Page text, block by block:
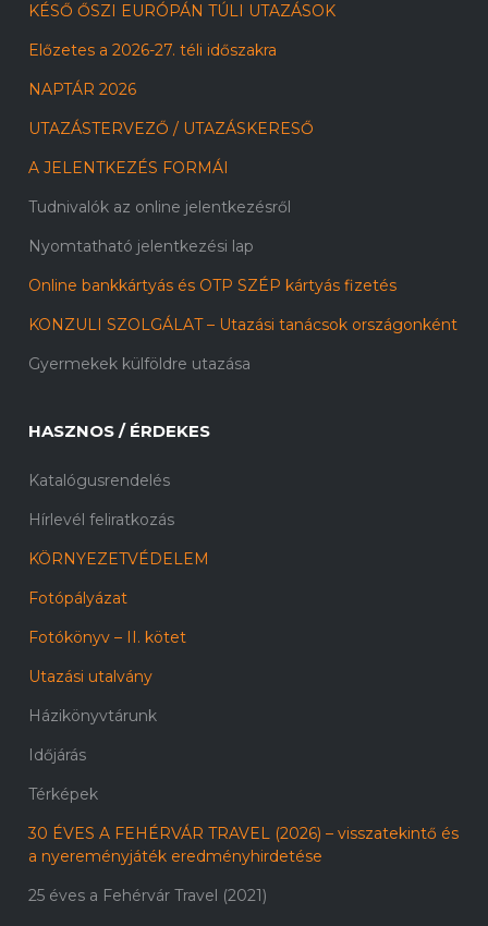
KÉSŐ ŐSZI EURÓPÁN TÚLI UTAZÁSOK
Előzetes a 2026-27. téli időszakra
NAPTÁR 2026
UTAZÁSTERVEZŐ / UTAZÁSKERESŐ
A JELENTKEZÉS FORMÁI
Tudnivalók az online jelentkezésről
Nyomtatható jelentkezési lap
Online bankkártyás és OTP SZÉP kártyás fizetés
KONZULI SZOLGÁLAT – Utazási tanácsok országonként
Gyermekek külföldre utazása
HASZNOS / ÉRDEKES
Katalógusrendelés
Hírlevél feliratkozás
KÖRNYEZETVÉDELEM
Fotópályázat
Fotókönyv – II. kötet
Utazási utalvány
Házikönyvtárunk
Időjárás
Térképek
30 ÉVES A FEHÉRVÁR TRAVEL (2026) – visszatekintő és
a nyereményjáték eredményhirdetése
25 éves a Fehérvár Travel (2021)